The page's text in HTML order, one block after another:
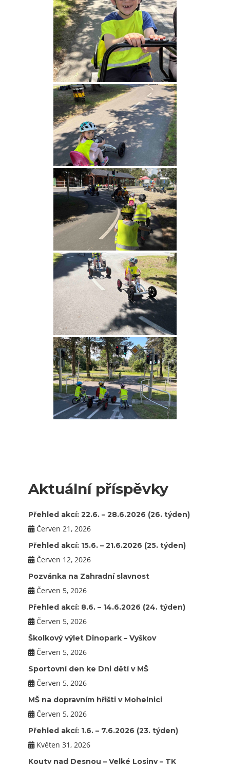
Aktuální příspěvky
Přehled akcí: 22.6. – 28.6.2026 (26. týden)
Červen 21, 2026
Přehled akcí: 15.6. – 21.6.2026 (25. týden)
Červen 12, 2026
Pozvánka na Zahradní slavnost
Červen 5, 2026
Přehled akcí: 8.6. – 14.6.2026 (24. týden)
Červen 5, 2026
Školkový výlet Dinopark – Vyškov
Červen 5, 2026
Sportovní den ke Dni dětí v MŠ
Červen 5, 2026
MŠ na dopravním hřišti v Mohelnici
Červen 5, 2026
Přehled akcí: 1.6. – 7.6.2026 (23. týden)
Květen 31, 2026
Kouty nad Desnou – Velké Losiny – TK